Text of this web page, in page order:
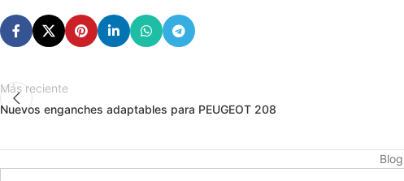
Más reciente
Nuevos enganches adaptables para PEUGEOT 208
Blog